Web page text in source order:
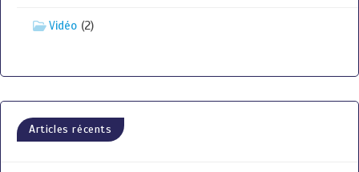
Vidéo (2)
Articles récents